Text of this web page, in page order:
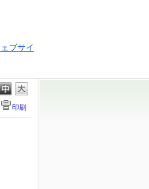
印刷